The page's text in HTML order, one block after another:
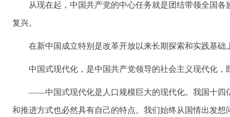
从现在起，中国共产党的中心任务就是团结带领全国
复兴。
在新中国成立特别是改革开放以来长期探索和实践基
中国式现代化，是中国共产党领导的社会主义现代化
——中国式现代化是人口规模巨大的现代化。我国十四
和推进方式也必然具有自己的特点。我们始终从国情出发